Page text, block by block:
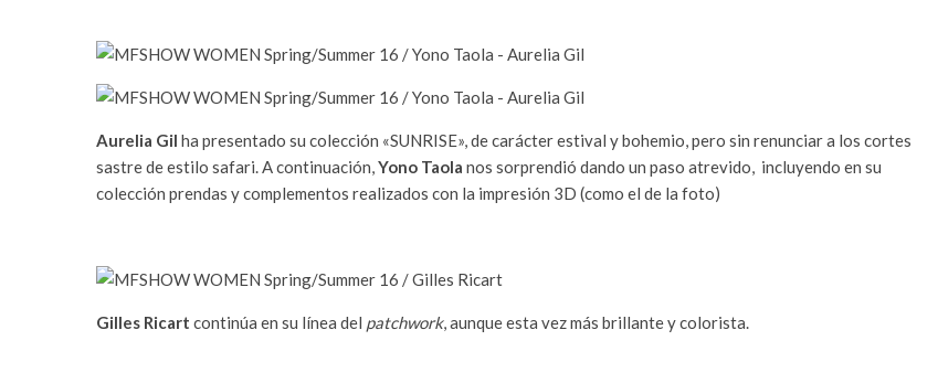
Aurelia Gil ha presentado su colección «SUNRISE», de carácter estival y bohemio, pero sin renunciar a los cortes
sastre de estilo safari. A continuación,Yono Taola nos sorprendió dando un paso atrevido, incluyendo en su
colección prendas y complementos realizados con la impresión 3D (como el de la foto)
Gilles Ricart continúa en su línea del patchwork, aunque esta vez más brillante y colorista.